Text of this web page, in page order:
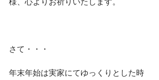
様、心よりお祈りいたします。
さて・・・
年末年始は実家にてゆっくりとした時